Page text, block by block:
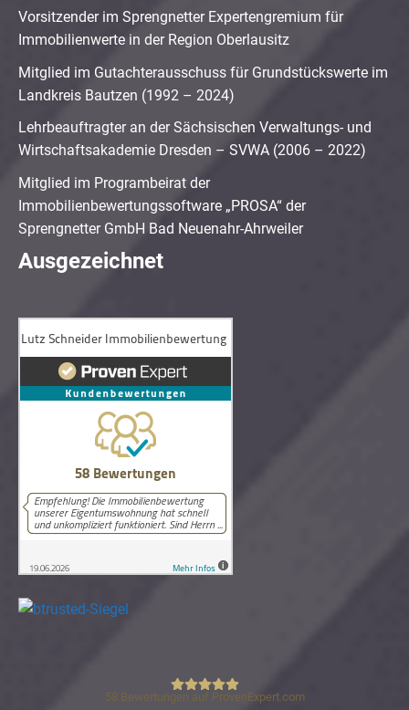
Vorsitzender im Sprengnetter Expertengremium für
Immobilienwerte in der Region Oberlausitz
Mitglied im Gutachterausschuss für Grundstückswerte im
Landkreis Bautzen (1992 – 2024)
Lehrbeauftragter an der Sächsischen Verwaltungs- und
Wirtschaftsakademie Dresden – SVWA (2006 – 2022)
Mitglied im Programbeirat der
Immobilienbewertungssoftware „PROSA“ der
Sprengnetter GmbH Bad Neuenahr-Ahrweiler
Ausgezeichnet
58 Bewertungen auf ProvenExpert.com